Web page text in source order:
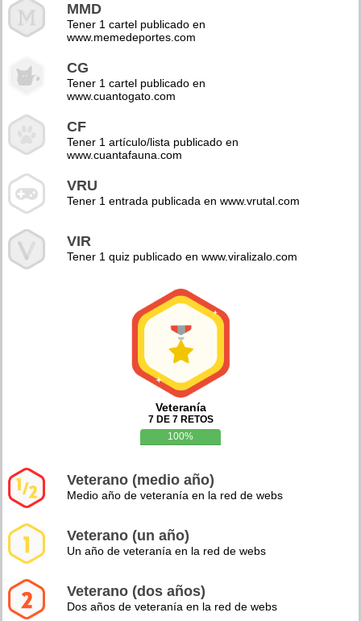
MMD
Tener 1 cartel publicado en
www.memedeportes.com
CG
Tener 1 cartel publicado en
www.cuantogato.com
CF
Tener 1 artículo/lista publicado en
www.cuantafauna.com
VRU
Tener 1 entrada publicada en www.vrutal.com
VIR
Tener 1 quiz publicado en www.viralizalo.com
Veteranía
7 DE 7 RETOS
100%
Veterano (medio año)
Medio año de veteranía en la red de webs
Veterano (un año)
Un año de veteranía en la red de webs
Veterano (dos años)
Dos años de veteranía en la red de webs